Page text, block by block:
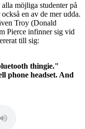
möjliga studenter på
en av de mer udda.
Troy (Donald
Pierce infinner sig vid
till sig:
thingie."
phone headset. And